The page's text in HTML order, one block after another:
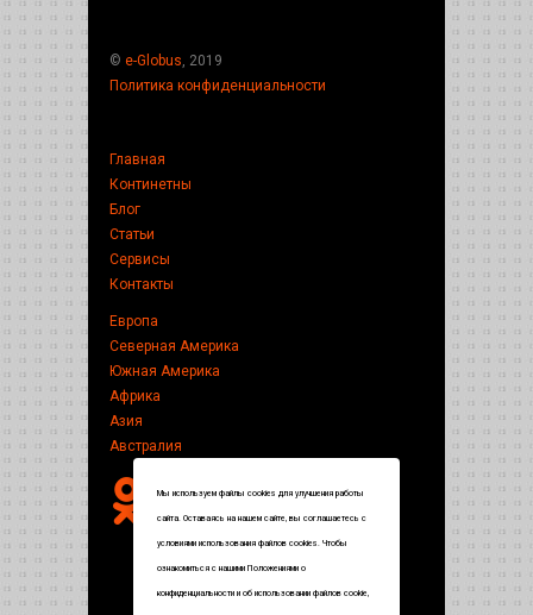
© e-Globus , 2019
Политика конфиденциальности
Главная
Континетны
Блог
Статьи
Сервисы
Контакты
Европа
Северная Америка
Южная Америка
Африка
Азия
Австралия
Мы используем файлы cookies для улучшения работы
сайта. Оставаясь на нашем сайте, вы соглашаетесь с
условиями использования файлов cookies. Чтобы
ознакомиться с нашими Положениями о
конфиденциальности и об использовании файлов cookie,